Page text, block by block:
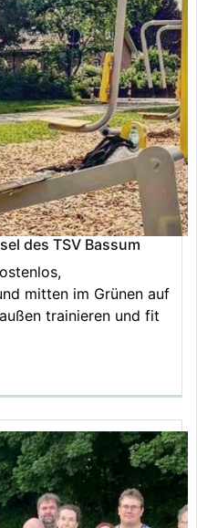
des TSV Bassum
mitten im Grünen auf
trainieren und fit